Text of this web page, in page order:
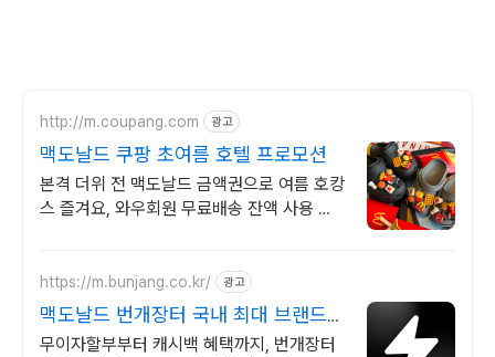
http://m.coupang.com 광고
맥도날드 쿠팡 초여름 호텔 프로모션
본격 더위 전 맥도날드 금액권으로 여름 호캉
스 즐겨요, 와우회원 무료배송 잔액 사용 가
https://m.bunjang.co.kr/ 광고
맥도날드 번개장터 국내 최대 브랜드
중고거래
무이자할부부터 캐시백 혜택까지, 번개장터